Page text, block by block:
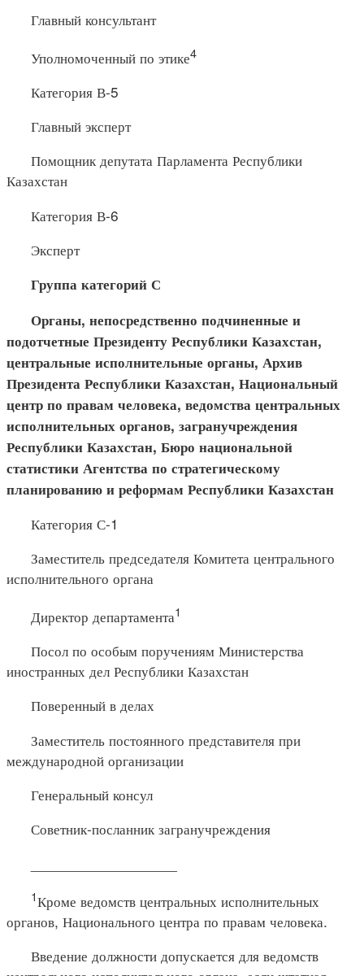
Главный консультант
Уполномоченный по этике4
Категория В-5
Главный эксперт
Помощник депутата Парламента Республики
Казахстан
Категория В-6
Эксперт
Группа категорий С
Органы, непосредственно подчиненные и
подотчетные Президенту Республики Казахстан,
центральные исполнительные органы, Архив
Президента Республики Казахстан, Национальный
центр по правам человека, ведомства центральных
исполнительных органов, загранучреждения
Республики Казахстан, Бюро национальной
статистики Агентства по стратегическому
планированию и реформам Республики Казахстан
Категория С-1
Заместитель председателя Комитета центрального
исполнительного органа
Директор департамента1
Посол по особым поручениям Министерства
иностранных дел Республики Казахстан
Поверенный в делах
Заместитель постоянного представителя при
международной организации
Генеральный консул
Советник-посланник загранучреждения
1Кроме ведомств центральных исполнительных
органов, Национального центра по правам человека.
Введение должности допускается для ведомств